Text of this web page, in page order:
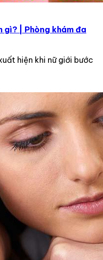
gì? | Phòng khám đa
hiện khi nữ giới bước